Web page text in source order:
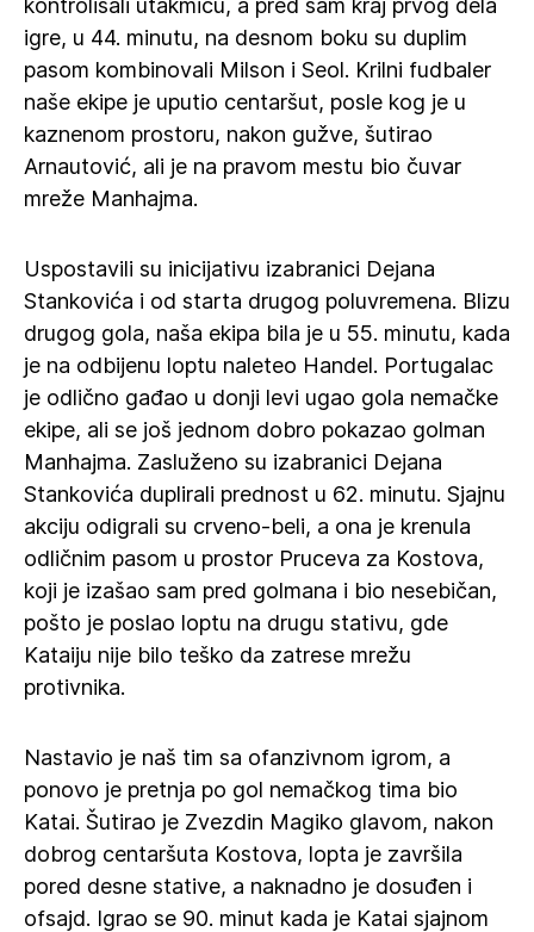
kontrolisali utakmicu, a pred sam kraj prvog dela
igre, u 44. minutu, na desnom boku su duplim
pasom kombinovali Milson i Seol. Krilni fudbaler
naše ekipe je uputio centaršut, posle kog je u
kaznenom prostoru, nakon gužve, šutirao
Arnautović, ali je na pravom mestu bio čuvar
mreže Manhajma.
Uspostavili su inicijativu izabranici Dejana
Stankovića i od starta drugog poluvremena. Blizu
drugog gola, naša ekipa bila je u 55. minutu, kada
je na odbijenu loptu naleteo Handel. Portugalac
je odlično gađao u donji levi ugao gola nemačke
ekipe, ali se još jednom dobro pokazao golman
Manhajma. Zasluženo su izabranici Dejana
Stankovića duplirali prednost u 62. minutu. Sjajnu
akciju odigrali su crveno-beli, a ona je krenula
odličnim pasom u prostor Pruceva za Kostova,
koji je izašao sam pred golmana i bio nesebičan,
pošto je poslao loptu na drugu stativu, gde
Kataiju nije bilo teško da zatrese mrežu
protivnika.
Nastavio je naš tim sa ofanzivnom igrom, a
ponovo je pretnja po gol nemačkog tima bio
Katai. Šutirao je Zvezdin Magiko glavom, nakon
dobrog centaršuta Kostova, lopta je završila
pored desne stative, a naknadno je dosuđen i
ofsajd. Igrao se 90. minut kada je Katai sjajnom